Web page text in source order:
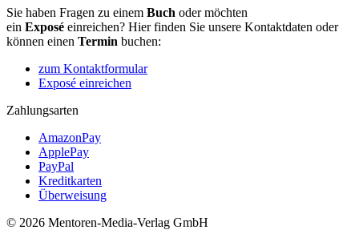
Sie haben Fragen zu einem Buch oder möchten
ein Exposé einreichen? Hier finden Sie unsere Kontaktdaten oder
können einen Termin buchen:
zum Kontaktformular
Exposé einreichen
Zahlungsarten
AmazonPay
ApplePay
PayPal
Kreditkarten
Überweisung
© 2026 Mentoren-Media-Verlag GmbH